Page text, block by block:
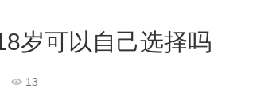
岁可以自己选择吗
13